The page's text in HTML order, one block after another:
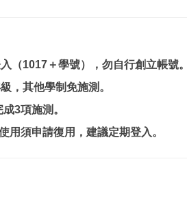
（1017＋學號），勿自行創立帳號。
，其他學制免施測。
3項施測。
用須申請復用，建議定期登入。